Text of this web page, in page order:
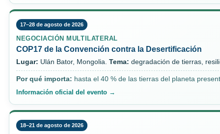
17–28 de agosto de 2026
NEGOCIACIÓN MULTILATERAL
COP17 de la Convención contra la Desertificación
Lugar: Ulán Bator, Mongolia. Tema: degradación de tierras,
Por qué importa: hasta el 40 % de las tierras del planeta
Información oficial del evento →
18–21 de agosto de 2026